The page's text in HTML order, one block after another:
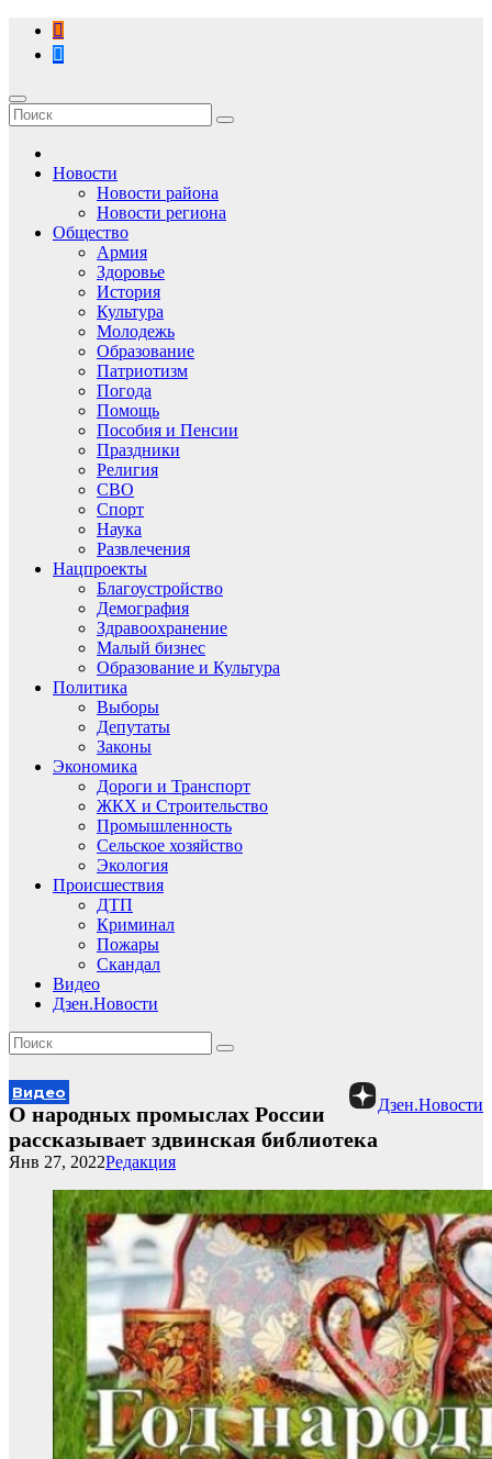
Перейти
содержимому
Новости
Новости района
Новости региона
Общество
Армия
Здоровье
История
Культура
Молодежь
Образование
Патриотизм
Погода
Помощь
Пособия и Пенсии
Праздники
Религия
СВО
Спорт
Наука
Развлечения
Нацпроекты
Благоустройство
Демография
Здравоохранение
Малый бизнес
Образование и Культура
Политика
Выборы
Депутаты
Законы
Экономика
Дороги и Транспорт
ЖКХ и Строительство
Промышленность
Сельское хозяйство
Экология
Происшествия
ДТП
Криминал
Пожары
Скандал
Видео
Дзен.Новости
Дзен.Новости
Видео
О народных промыслах России
рассказывает здвинская библиотека
Редакция
Янв 27, 2022